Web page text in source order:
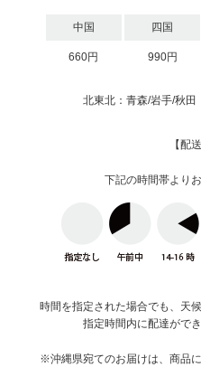
中国 四国
660円 990円
北東北：青森/岩手/秋
【配
下記の時間帯より
時間を指定された場合でも、天
指定時間内に配達がで
※沖縄県宛てのお届けは、商品